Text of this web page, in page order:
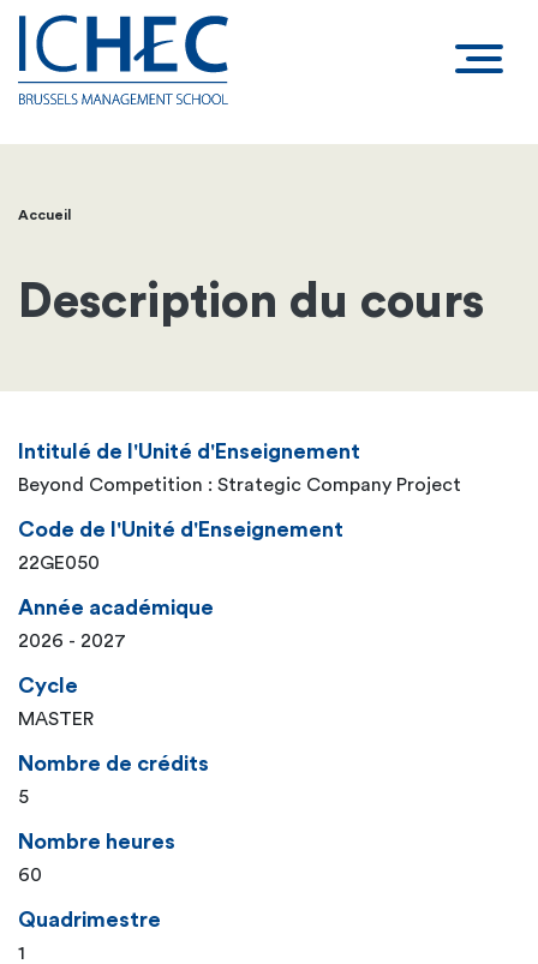
Fil
d'Ariane
Accueil
Description du cours
Intitulé de l'Unité d'Enseignement
Beyond Competition : Strategic Company Project
Code de l'Unité d'Enseignement
22GE050
Année académique
2026 - 2027
Cycle
MASTER
Nombre de crédits
5
Nombre heures
60
Quadrimestre
1